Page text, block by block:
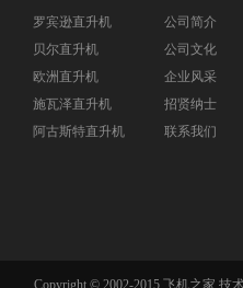
罗宾逊直升机
贝尔直升机
欧洲直升机
施瓦泽直升机
阿古斯特直升机
公司简介
公司文化
企业风采
招贤纳士
联系我们
Copyright © 2002-2015 飞机之家 技